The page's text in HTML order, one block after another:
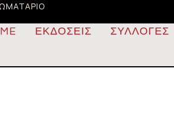
ΕΚΔΌΣΕΙΣ ΣΥΛΛΟΓΈΣ